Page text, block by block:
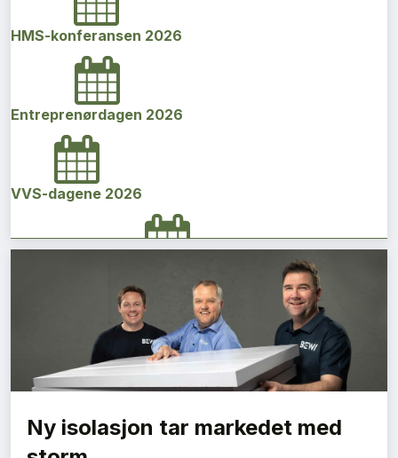
HMS-konferansen 2026
Entreprenørdagen 2026
VVS-dagene 2026
Norges bygg- og eiendomskonferanse 2026
Vi Bygger Vestland 2026
Byggenæringens Klimakonferanse 2026
Ny isolasjon tar markedet med